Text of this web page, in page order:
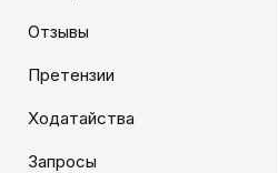
Отзывы
Претензии
Ходатайства
Запросы